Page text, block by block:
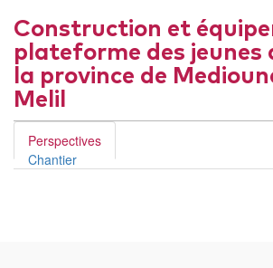
Construction et
plateforme des jeunes
la province de
Melil
Perspectives
Chantier